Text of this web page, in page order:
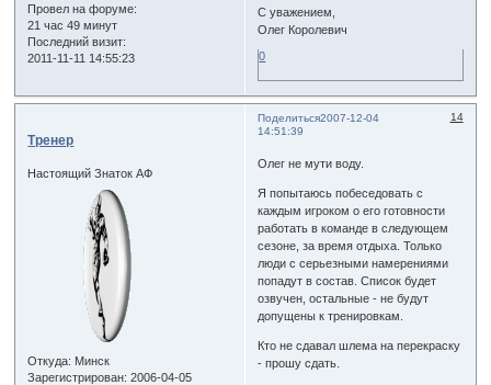
Провел на форуме:
21 час 49 минут
Последний визит:
2011-11-11 14:55:23
С уважением,
Олег Королевич
0
Поделиться 14
2007-12-04
14:51:39
Тренер
Настоящий Знаток АФ
Откуда: Минск
Зарегистрирован: 2006-04-05
Олег не мути воду.
Я попытаюсь побеседовать с
каждым игроком о его готовности
работать в команде в следующем
сезоне, за время отдыха. Только
люди с серьезными намерениями
попадут в состав. Список будет
озвучен, остальные - не будут
допущены к тренировкам.
Кто не сдавал шлема на перекраску
- прошу сдать.